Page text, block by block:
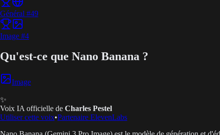
Général #49
Image #4
Qu'est-ce que Nano Banana ?
Image
✨
Voix IA officielle de Charles Pestel
Utiliser cette voix•Partenaire ElevenLabs